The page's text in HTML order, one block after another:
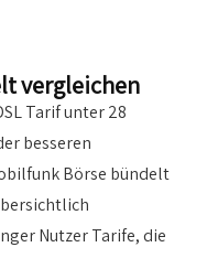
vergleichen
Tarif unter 28
besseren
Börse bündelt
Nutzer Tarife, die